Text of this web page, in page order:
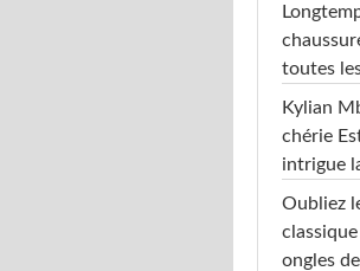
toutes
Kylian
chérie
intrigue
Oubliez
ongles